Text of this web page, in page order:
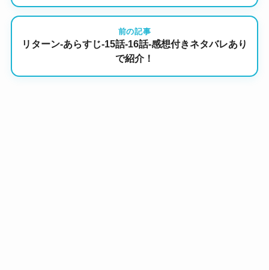
前の記事
リターン-あらすじ-15話-16話-感想付きネタバレあり
で紹介！